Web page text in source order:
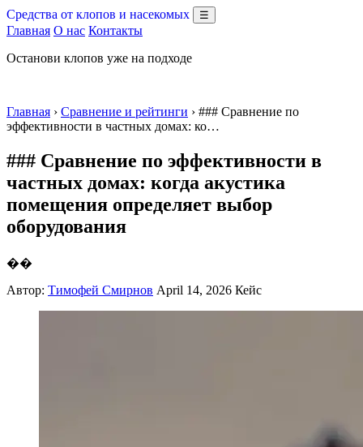
Средства от клопов и насекомых ☰
Главная О нас Контакты
Останови клопов уже на подходе
Главная › Сравнение и рейтинги › ### Сравнение по
эффективности в частных домах: ко…
### Сравнение по эффективности в
частных домах: когда акустика
помещения определяет выбор
оборудования
��
Автор: Тимофей Смирнов April 14, 2026 Кейс